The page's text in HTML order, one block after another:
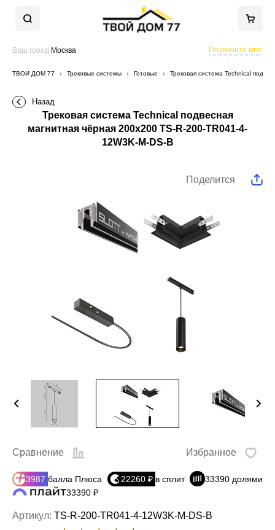
Ваш город Москва Позвоните мне
ТВОЙ ДОМ 77 Трековые системы Готовые Трековая система Technical
Назад
Трековая система Technical подвесная
магнитная чёрная 200x200 TS-R-200-TR041-4-
12W3K-M-DS-B
Поделится
Артикул: TS-R-200-TR041-4-12W3K-M-DS-B
Сравнение Избранное
3987 балла Плюса 22260 ₽ в сплит
33390 долями
33390 ₽